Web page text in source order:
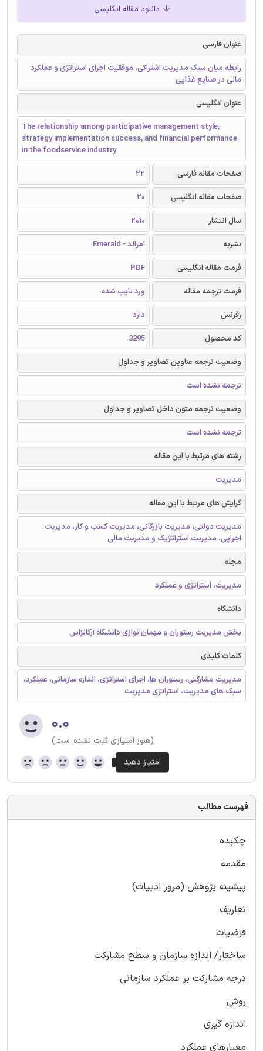
دانلود مقاله انگلیسی
عنوان فارسی
رابطه میان سبک مدیریت اشتراکی، موفقیت اجرای استراتژی و عملکرد
مالی در صنایع غذایی
عنوان انگلیسی
The relationship among participative management style,
strategy implementation success, and financial performance
in the foodservice industry
صفحات مقاله فارسی
22
صفحات مقاله انگلیسی
20
سال انتشار
2010
نشریه
امرالد - Emerald
فرمت مقاله انگلیسی
PDF
فرمت ترجمه مقاله
ورد تایپ شده
رفرنس
دارد
کد محصول
3295
وضعیت ترجمه عناوین تصاویر و جداول
ترجمه نشده است
وضعیت ترجمه متون داخل تصاویر و جداول
ترجمه نشده است
رشته های مرتبط با این مقاله
مدیریت
گرایش های مرتبط با این مقاله
مدیریت دولتی، مدیریت بازرگانی، مدیریت کسب و کار، مدیریت
اجرایی، مدیریت استراتژیک و مدیریت مالی
مجله
مدیریت، استراتژی و عملکرد
دانشگاه
بخش مدیریت رستوران و مهمان نوازی دانشگاه آرکانزاس
کلمات کلیدی
مدیریت مشارکتی، رستوران ها، اجرای استراتژی، اندازه سازمانی، عملکرد،
سبک های مدیریت، استراتژی مدیریت
۰.۰
(هنوز امتیازی ثبت نشده است)
فهرست مطالب
چکیده
مقدمه
پیشینه پژوهش (مرور ادبیات)
تعاریف
فرضیات
ساختار/ اندازه سازمان و سطح مشارکت
درجه مشارکت بر عملکرد سازمانی
روش
اندازه گیری
معیارهای عملکرد